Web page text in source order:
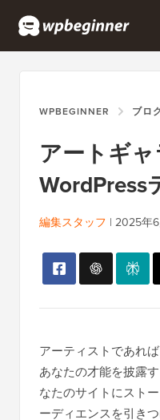
WPBEGINNER ブロ
アートギ
WordPress
編集スタッフ | 2025年
アーティストであれ
あなたの才能を披露
なたのサイトにスト
ーディエンスを引き